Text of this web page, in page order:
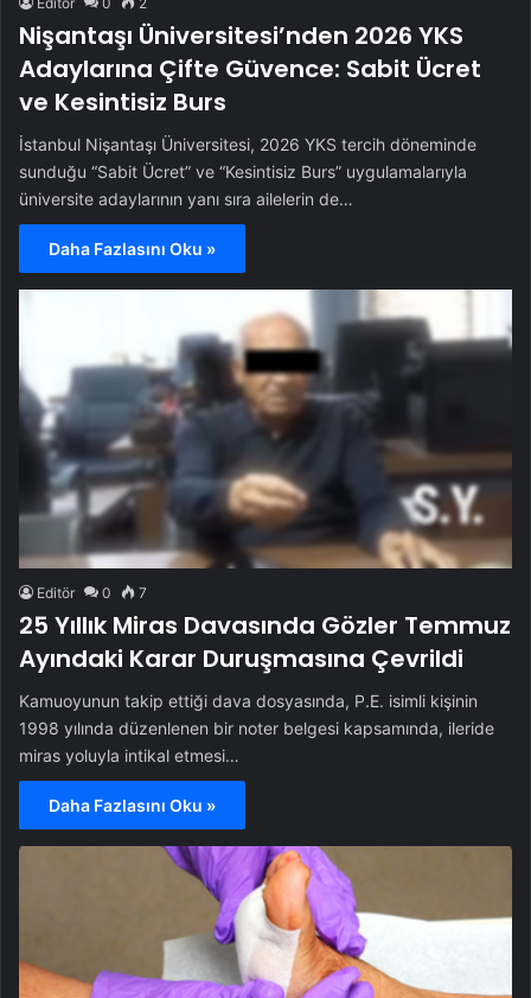
Nişantaşı Üniversitesi’nden 2026 YKS
Adaylarına Çifte Güvence: Sabit Ücret
ve Kesintisiz Burs
İstanbul Nişantaşı Üniversitesi, 2026 YKS tercih döneminde
sunduğu “Sabit Ücret” ve “Kesintisiz Burs” uygulamalarıyla
üniversite adaylarının yanı sıra ailelerin de…
Daha Fazlasını Oku »
Editör 0 7
25 Yıllık Miras Davasında Gözler Temmuz
Ayındaki Karar Duruşmasına Çevrildi
Kamuoyunun takip ettiği dava dosyasında, P.E. isimli kişinin
1998 yılında düzenlenen bir noter belgesi kapsamında, ileride
miras yoluyla intikal etmesi…
Daha Fazlasını Oku »